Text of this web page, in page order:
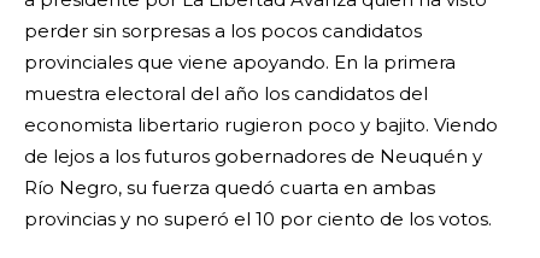
perder sin sorpresas a los pocos candidatos
provinciales que viene apoyando. En la primera
muestra electoral del año los candidatos del
economista libertario rugieron poco y bajito. Viendo
de lejos a los futuros gobernadores de Neuquén y
Río Negro, su fuerza quedó cuarta en ambas
provincias y no superó el 10 por ciento de los votos.